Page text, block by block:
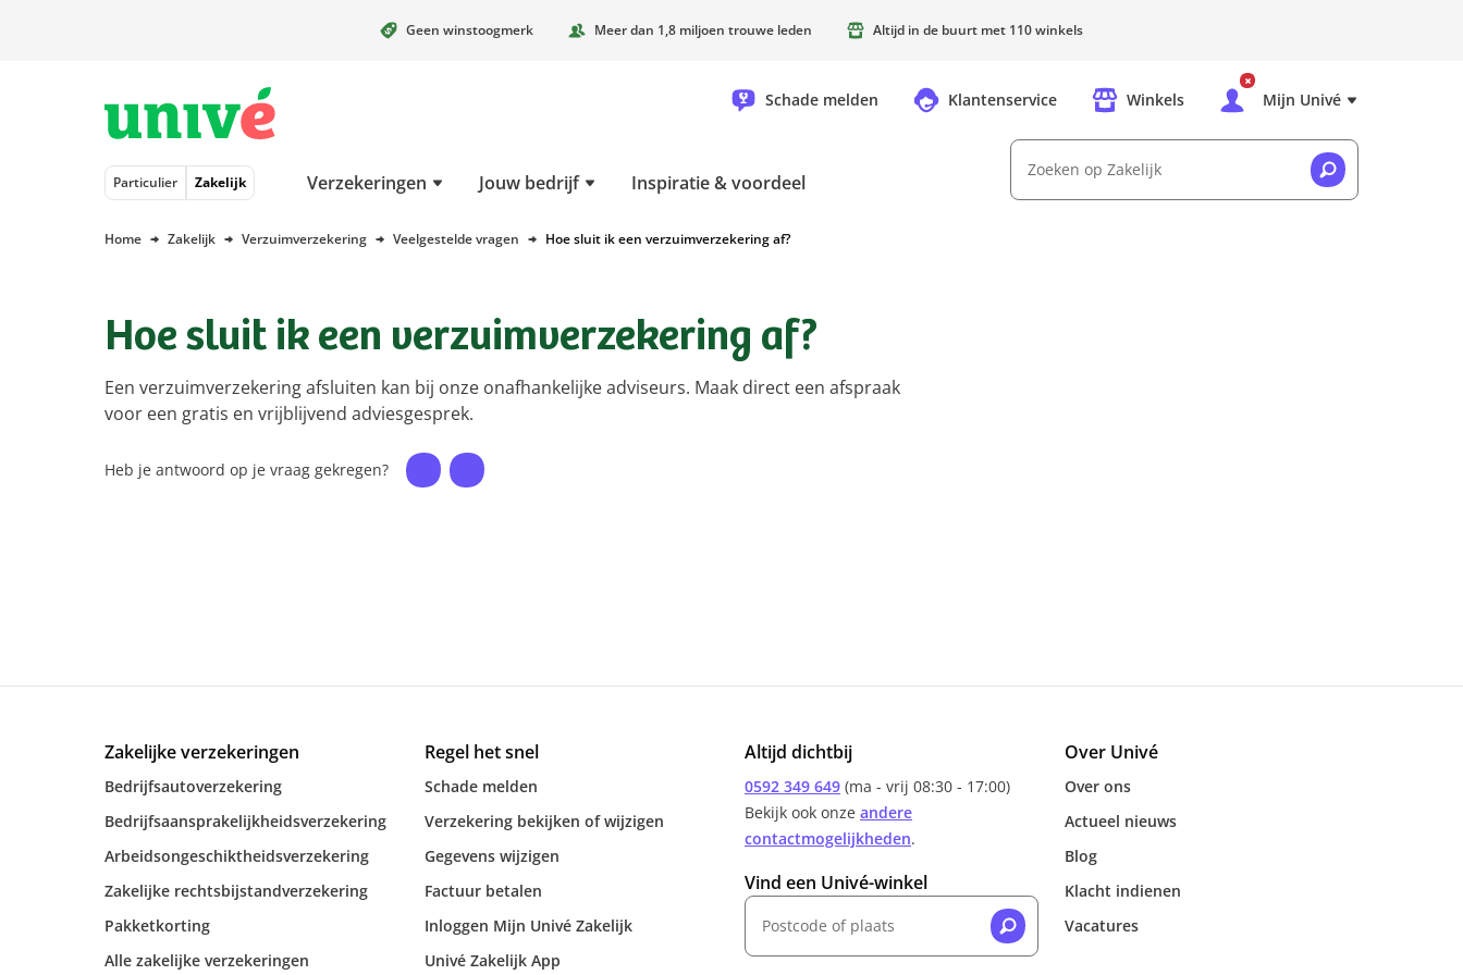
Geen winstoogmerk Meer dan 1,8 miljoen trouwe leden Altijd in de buurt met 110 winkels
Schade melden Klantenservice Winkels Mijn Univé
Particulier Zakelijk Verzekeringen Jouw bedrijf Inspiratie & voordeel
Zoeken op Zakelijk
Home Zakelijk Verzuimverzekering Veelgestelde vragen Hoe sluit ik een verzuimverzekering af?
Hoe sluit ik een verzuimverzekering af?
Een verzuimverzekering afsluiten kan bij onze onafhankelijke adviseurs. Maak direct een afspraak
voor een gratis en vrijblijvend adviesgesprek.
Heb je antwoord op je vraag gekregen?
Zakelijke verzekeringen
Bedrijfsautoverzekering
Bedrijfsaansprakelijkheidsverzekering
Arbeidsongeschiktheidsverzekering
Zakelijke rechtsbijstandverzekering
Pakketkorting
Alle zakelijke verzekeringen
Regel het snel
Schade melden
Verzekering bekijken of wijzigen
Gegevens wijzigen
Factuur betalen
Inloggen Mijn Univé Zakelijk
Univé Zakelijk App
Altijd dichtbij
0592 349 649 (ma - vrij 08:30 - 17:00)
Bekijk ook onze andere
contactmogelijkheden.
Vind een Univé-winkel
Over Univé
Over ons
Actueel nieuws
Blog
Klacht indienen
Vacatures